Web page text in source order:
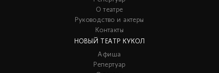
О театре
Руководство и актеры
Контакты
НОВЫЙ ТЕАТР КУКОЛ
Афиша
Репертуар